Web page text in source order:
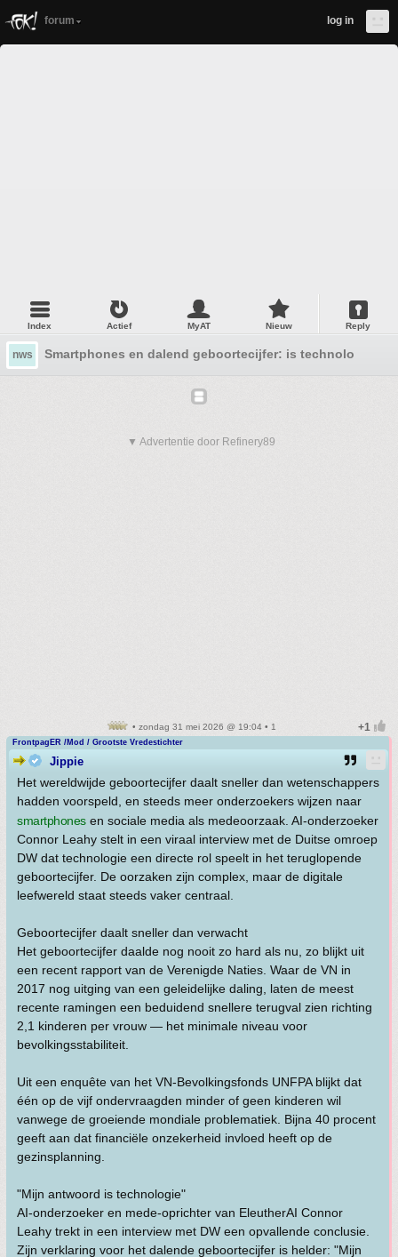
forum log in
Index Actief MyAT Nieuw Reply
nws Smartphones en dalend geboortecijfer: is technologie de
▼ Advertentie door Refinery89
• zondag 31 mei 2026 @ 19:04 • 1
FrontpagER /Mod / Grootste Vredestichter
Jippie
Het wereldwijde geboortecijfer daalt sneller dan wetenschappers
hadden voorspeld, en steeds meer onderzoekers wijzen naar
smartphonesen sociale media als medeoorzaak. AI-onderzoeker
Connor Leahy stelt in een viraal interview met de Duitse omroep
DW dat technologie een directe rol speelt in het teruglopende
geboortecijfer. De oorzaken zijn complex, maar de digitale
leefwereld staat steeds vaker centraal.
Geboortecijfer daalt sneller dan verwacht
Het geboortecijfer daalde nog nooit zo hard als nu, zo blijkt uit
een recent rapport van de Verenigde Naties. Waar de VN in
2017 nog uitging van een geleidelijke daling, laten de meest
recente ramingen een beduidend snellere terugval zien richting
2,1 kinderen per vrouw — het minimale niveau voor
bevolkingsstabiliteit.
Uit een enquête van het VN-Bevolkingsfonds UNFPA blijkt dat
één op de vijf ondervraagden minder of geen kinderen wil
vanwege de groeiende mondiale problematiek. Bijna 40 procent
geeft aan dat financiële onzekerheid invloed heeft op de
gezinsplanning.
"Mijn antwoord is technologie"
AI-onderzoeker en mede-oprichter van EleutherAI Connor
Leahy trekt in een interview met DW een opvallende conclusie.
Zijn verklaring voor het dalende geboortecijfer is helder: "Mijn